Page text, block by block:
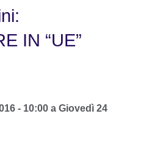
IN “UE”
- 10:00 aGiovedì 24